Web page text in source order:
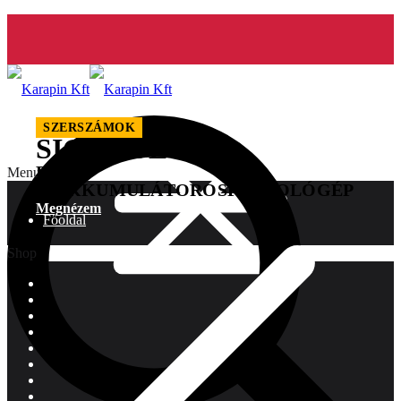
Menu
Főoldal
Shop
SZERSZÁMOK
SIGNODE
BXT3-
AKKUMULÁTOROSPÁNTOLÓGÉP
Megnézem